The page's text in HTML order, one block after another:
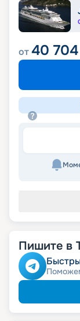
от40 704
Пишите в